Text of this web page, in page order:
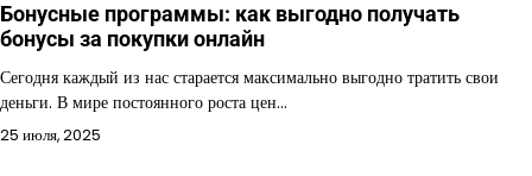
Бонусные программы: как выгодно получать
бонусы за покупки онлайн
Сегодня каждый из нас старается максимально выгодно тратить свои
деньги. В мире постоянного роста цен…
25 июля, 2025